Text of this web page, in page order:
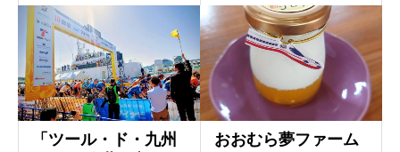
「ツール・ド・九州
おおむら夢ファーム